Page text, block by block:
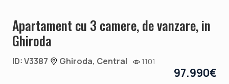
Apartament cu 3 camere, de vanzare, in
Ghiroda
ID: V3387 Ghiroda, Central 1101
97.990€